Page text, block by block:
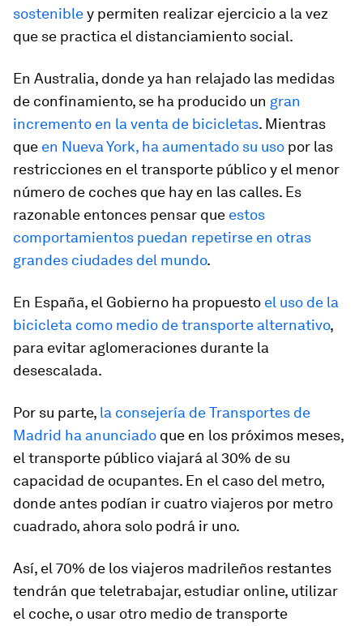
sostenibley permiten realizar ejercicio a la vez
que se practica el distanciamiento social.
En Australia, donde ya han relajado las medidas
de confinamiento, se ha producido un gran
incremento en la venta de bicicletas. Mientras
que en Nueva York, ha aumentado su uso por las
restricciones en el transporte público y el menor
número de coches que hay en las calles. Es
razonable entonces pensar que estos
comportamientos puedan repetirse en otras
grandes ciudades del mundo.
En España, el Gobierno ha propuesto el uso de la
bicicleta como medio de transporte alternativo,
para evitar aglomeraciones durante la
desescalada.
Por su parte, la consejería de Transportes de
Madrid ha anunciado que en los próximos meses,
el transporte público viajará al 30% de su
capacidad de ocupantes. En el caso del metro,
donde antes podían ir cuatro viajeros por metro
cuadrado, ahora solo podrá ir uno.
Así, el 70% de los viajeros madrileños restantes
tendrán que teletrabajar, estudiar online, utilizar
el coche, o usar otro medio de transporte